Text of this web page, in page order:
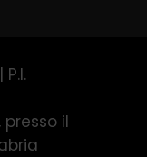
presso il